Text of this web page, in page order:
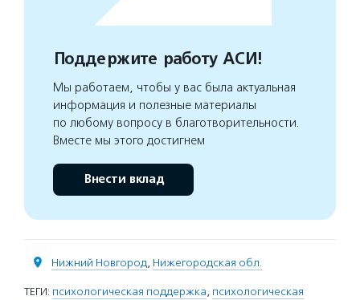
Поддержите работу АСИ!
Мы работаем, чтобы у вас была актуальная
информация и полезные материалы
по любому вопросу в благотворительности.
Вместе мы этого достигнем
Внести вклад
Нижний Новгород, Нижегородская обл.
ТЕГИ: психологическая поддержка, психологическая